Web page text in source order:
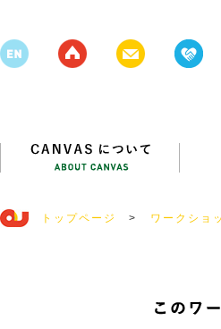
トップページ > ワークショ